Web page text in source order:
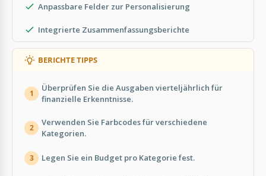
Anpassbare Felder zur Personalisierung
Integrierte Zusammenfassungsberichte
BERICHTE TIPPS
1
Überprüfen Sie die Ausgaben vierteljährlich für
finanzielle Erkenntnisse.
2
Verwenden Sie Farbcodes für verschiedene
Kategorien.
3 Legen Sie ein Budget pro Kategorie fest.